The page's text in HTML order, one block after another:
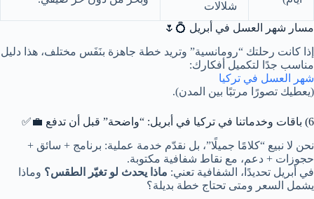
شلالات
مسار شهر العسل في أبريل 💍🌷
إذا كانت رحلتك “رومانسية” وتريد خطة جاهزة بنَفَس مختلف، هذا دليل
مناسب جدًا لتكميل أفكارك:
شهر العسل في تركيا
(يعطيك تصورًا مرتبًا بين المدن).
6) باقات وخدماتنا في تركيا في أبريل: “واضحة” قبل أن تدفع 💼✅
نحن لا نبيع “كلامًا جميلًا”، بل نقدّم خدمة عملية: برنامج + سائق +
حجوزات + دعم، مع نقاط شفافية مكتوبة.
في أبريل تحديدًا، الشفافية تعني: ماذا يحدث لو تغيّر الطقس؟ وماذا
يشمل السعر ومتى تحتاج خطة بديلة؟